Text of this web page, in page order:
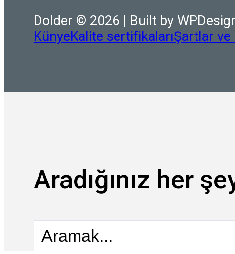
Dolder © 2026 | Built by
KünyeKalite sertifikalarıŞartlar
Aradığınız her
Aramak...